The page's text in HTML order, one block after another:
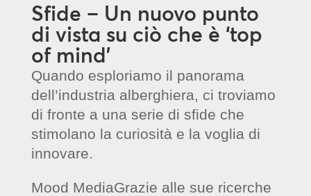
Sfide – Un nuovo punto
di vista su ciò che è ‘top
of mind’
Quando esploriamo il panorama
dell’industria alberghiera, ci troviamo
di fronte a una serie di sfide che
stimolano la curiosità e la voglia di
innovare.
Mood MediaGrazie alle sue ricerche